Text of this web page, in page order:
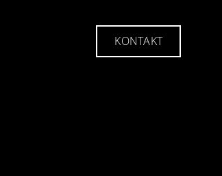
KONTAKT
KONTAKT